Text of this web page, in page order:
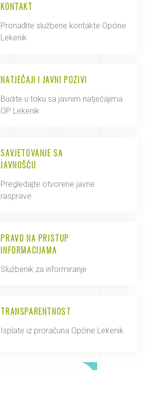
KONTAKT
Pronađite službene kontakte Općine
Lekenik
NATJEČAJI I JAVNI POZIVI
Budite u toku sa javnim natječajima
OP Lekenik
SAVJETOVANJE SA
JAVNOŠĆU
Pregledajte otvorene javne
rasprave
PRAVO NA PRISTUP
INFORMACIJAMA
Službenik za informiranje
TRANSPARENTNOST
Isplate iz proračuna Općine Lekenik